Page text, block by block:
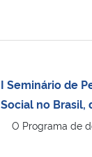
I Seminário de
Social no Brasil,
O Programa de